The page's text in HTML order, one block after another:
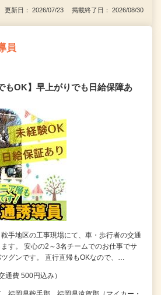
更新日： 2026/07/23 掲載終了日： 2026/08/30
員
もOK】早上がりでも日給保障あ
手地区の工事現場にて、車・歩行者の交通
す。 安心の2～3名チームでのお仕事でサ
グンです。 直行直帰もOKなので、…
通費 500円込み）